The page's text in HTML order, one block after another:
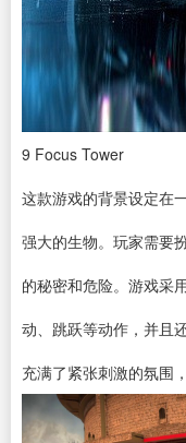
9 Focus Tower
这款游戏的背景设定在
强大的生物。玩家需要
的秘密和危险。游戏采
动、跳跃等动作，并且
充满了紧张刺激的氛围